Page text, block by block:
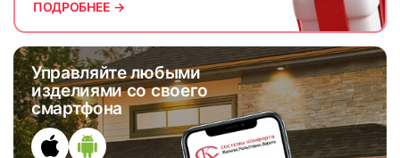
Управляйте любыми
изделиями со своего
смартфона
ПОДРОБНЕЕ →